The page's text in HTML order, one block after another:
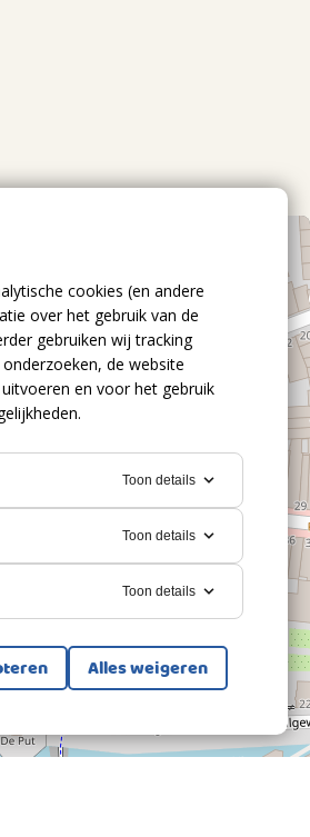
cookies (en andere
over het gebruik van de
gebruiken wij tracking
de website
en voor het gebruik
Toon details
Toon details
Toon details
Alles weigeren